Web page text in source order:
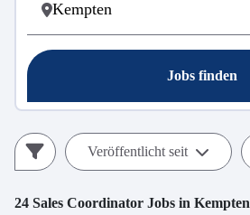
Jobs finden
Veröffentlicht seit
24 Sales Coordinator Jobs in Kempten